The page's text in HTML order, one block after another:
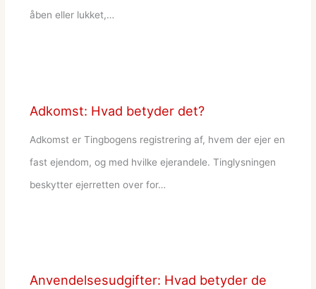
åben eller lukket,…
Adkomst: Hvad betyder det?
Adkomst er Tingbogens registrering af, hvem der ejer en
fast ejendom, og med hvilke ejerandele. Tinglysningen
beskytter ejerretten over for…
Anvendelsesudgifter: Hvad betyder de